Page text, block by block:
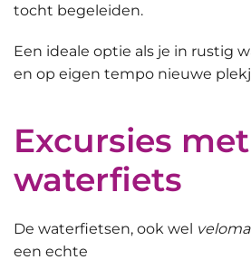
tocht begeleiden.
Een ideale optie als je in rustig
en op eigen tempo nieuwe
Excursies
waterfiets
De waterfietsen, ook wel
een echte